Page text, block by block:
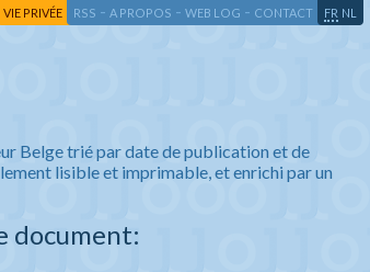
VIE PRIVÉE RSS - A PROPOS - WEB LOG - CONTACT FR NL
Belge trié par date de publication et de
lisible et imprimable, et enrichi par un
document: